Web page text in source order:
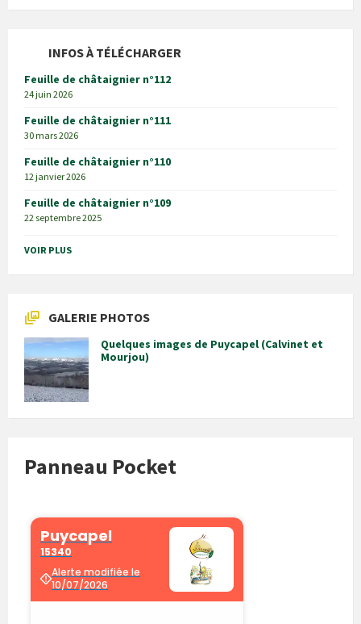
INFOS À TÉLÉCHARGER
Feuille de châtaignier n°112
24 juin 2026
Feuille de châtaignier n°111
30 mars 2026
Feuille de châtaignier n°110
12 janvier 2026
Feuille de châtaignier n°109
22 septembre 2025
VOIR PLUS
GALERIE PHOTOS
Quelques images de Puycapel (Calvinet et
Mourjou)
Panneau Pocket